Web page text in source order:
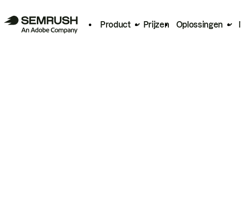
Product Prijzen Oplossingen